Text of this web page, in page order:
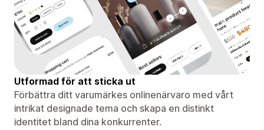
Utformad för att sticka ut
Förbättra ditt varumärkes onlinenärvaro med vårt
intrikat designade tema och skapa en distinkt
identitet bland dina konkurrenter.